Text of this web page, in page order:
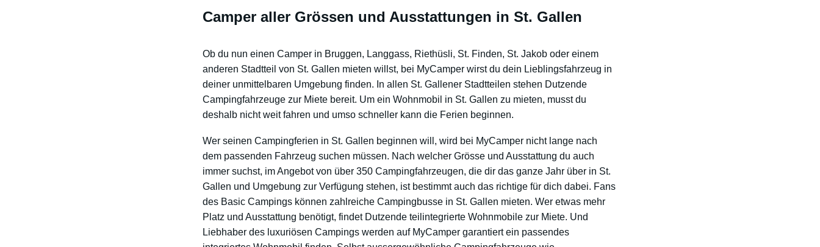
Camper aller Grössen und Ausstattungen in St. Gallen
Ob du nun einen Camper in Bruggen, Langgass, Riethüsli, St. Finden, St. Jakob oder einem
anderen Stadtteil von St. Gallen mieten willst, bei MyCamper wirst du dein Lieblingsfahrzeug in
deiner unmittelbaren Umgebung finden. In allen St. Gallener Stadtteilen stehen Dutzende
Campingfahrzeuge zur Miete bereit. Um ein Wohnmobil in St. Gallen zu mieten, musst du
deshalb nicht weit fahren und umso schneller kann die Ferien beginnen.
Wer seinen Campingferien in St. Gallen beginnen will, wird bei MyCamper nicht lange nach
dem passenden Fahrzeug suchen müssen. Nach welcher Grösse und Ausstattung du auch
immer suchst, im Angebot von über 350 Campingfahrzeugen, die dir das ganze Jahr über in St.
Gallen und Umgebung zur Verfügung stehen, ist bestimmt auch das richtige für dich dabei. Fans
des Basic Campings können zahlreiche Campingbusse in St. Gallen mieten. Wer etwas mehr
Platz und Ausstattung benötigt, findet Dutzende teilintegrierte Wohnmobile zur Miete. Und
Liebhaber des luxuriösen Campings werden auf MyCamper garantiert ein passendes